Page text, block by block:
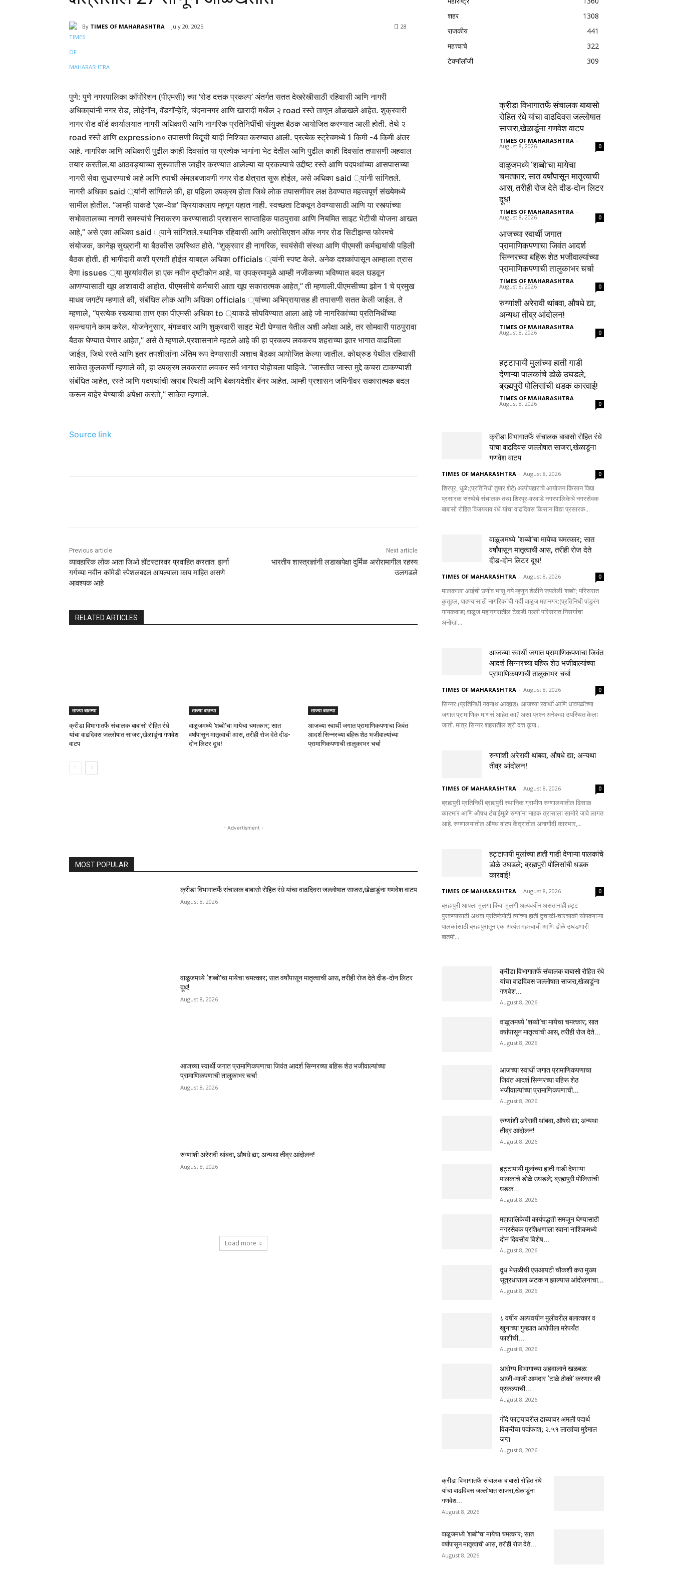
By TIMES OF MAHARASHTRA July 20, 2025 28
पुणे: पुणे नगरपालिका कॉर्पोरेशन (पीएमसी) च्या ‘रोड दत्तक प्रकल्प’ अंतर्गत सतत देखरेखीसाठी रहिवासी आणि नागरी
अधिका्यांनी नगर रोड, लोहेगॉन, वॅडगॉन्हेरि, चंदनानगर आणि खारादी मधील २ road रस्ते ताणून ओळखले आहेत. शुक्रवारी
नागर रोड वॉर्ड कार्यालयात नागरी अधिकारी आणि नागरिक प्रतिनिधींची संयुक्त बैठक आयोजित करण्यात आली होती. तेथे २
road रस्ते आणि expression० तपासणी बिंदूंची यादी निश्चित करण्यात आली. प्रत्येक स्ट्रेचमध्ये 1 किमी -4 किमी अंतर
आहे. नागरिक आणि अधिकारी पुढील काही दिवसांत या प्रत्येक भागांना भेट देतील आणि पुढील काही दिवसांत तपासणी अहवाल
तयार करतील.या आठवड्याच्या सुरूवातीस जाहीर करण्यात आलेल्या या प्रकल्पाचे उद्दीष्ट रस्ते आणि पदपथांच्या आसपासच्या
नागरी सेवा सुधारण्याचे आहे आणि त्याची अंमलबजावणी नगर रोड क्षेत्रात सुरू होईल, असे अधिका said ्यांनी सांगितले.
नागरी अधिका said ्यांनी सांगितले की, हा पहिला उपक्रम होता जिथे लोक तपासणीवर लक्ष ठेवण्यात महत्त्वपूर्ण संख्येमध्ये
सामील होतील. “आम्ही याकडे ‘एक-वेळ’ क्रियाकलाप म्हणून पहात नाही. स्वच्छता टिकवून ठेवण्यासाठी आणि या रस्त्यांच्या
सभोवतालच्या नागरी समस्यांचे निराकरण करण्यासाठी प्रशासन साप्ताहिक पाठपुरावा आणि नियमित साइट भेटीची योजना आखत
आहे,” असे एका अधिका said ्याने सांगितले.स्थानिक रहिवासी आणि असोसिएशन ऑफ नगर रोड सिटीझन्स फोरमचे
संयोजक, कानेझ सुख्रानी या बैठकीस उपस्थित होते. “शुक्रवार ही नागरिक, स्वयंसेवी संस्था आणि पीएमसी कर्मचार्‍यांची पहिली
बैठक होती. ही भागीदारी कशी प्रगती होईल याबद्दल अधिका officials ्यांनी स्पष्ट केले. अनेक दशकांपासून आम्हाला त्रास
देणा issues ्या मुद्द्यांवरील हा एक नवीन दृष्टीकोन आहे. या उपक्रमामुळे आम्ही नजीकच्या भविष्यात बदल घडवून
आणण्यासाठी खूप आशावादी आहोत. पीएमसीचे कर्मचारी आता खूप सकारात्मक आहेत,” ती म्हणाली.पीएमसीच्या झोन 1 चे प्रमुख
माधव जगटॅप म्हणाले की, संबंधित लोक आणि अधिका officials ्यांच्या अभिप्रायासह ही तपासणी सतत केली जाईल.ते
म्हणाले, “प्रत्येक रस्त्याचा ताण एका पीएमसी अधिका to ्याकडे सोपविण्यात आला आहे जो नागरिकांच्या प्रतिनिधींच्या
समन्वयाने काम करेल. योजनेनुसार, मंगळवार आणि शुक्रवारी साइट भेटी घेण्यात येतील अशी अपेक्षा आहे, तर सोमवारी पाठपुरावा
बैठक घेण्यात येणार आहेत,” असे ते म्हणाले.प्रशासनाने म्हटले आहे की हा प्रकल्प लवकरच शहराच्या इतर भागात वाढविला
जाईल, जिथे रस्ते आणि इतर तपशीलांना अंतिम रूप देण्यासाठी अशाच बैठका आयोजित केल्या जातील. कोथ्रुड येथील रहिवासी
साकेत कुलकर्णी म्हणाले की, हा उपक्रम लवकरात लवकर सर्व भागात पोहोचला पाहिजे. “जास्तीत जास्त मुद्दे कचरा टाकण्याशी
संबंधित आहेत, रस्ते आणि पदपथांची खराब स्थिती आणि बेकायदेशीर बॅनर आहेत. आम्ही प्रशासन जमिनीवर सकारात्मक बदल
करून बाहेर येण्याची अपेक्षा करतो,” साकेत म्हणाले.
Source link
Previous article
व्यावहारिक लोक आता जिओ हॉटस्टारवर प्रवाहित करतात: झर्ना
गर्गच्या नवीन कॉमेडी स्पेशलबद्दल आपल्याला काय माहित असणे
आवश्यक आहे
Next article
भारतीय शास्त्रज्ञांनी लडाखपेक्षा दुर्मिळ अरोरामागील रहस्य
उलगडले
RELATED ARTICLES
ताज्या बातम्या
क्रीडा विभागातर्फे संचालक बाबासो रोहित रंधे
यांचा वाढदिवस जल्लोषात साजरा,खेळाडूंना गणवेश
वाटप
ताज्या बातम्या
वाळूजमध्ये ‘शब्बो’चा मायेचा चमत्कार; सात
वर्षांपासून मातृत्वाची आस, तरीही रोज देते दीड-
दोन लिटर दूध!
ताज्या बातम्या
आजच्या स्वार्थी जगात प्रामाणिकपणाचा जिवंत
आदर्श सिन्नरच्या बहिरू शेठ भजीवाल्यांच्या
प्रामाणिकपणाची तालुकाभर चर्चा
- Advertisment -
MOST POPULAR
क्रीडा विभागातर्फे संचालक बाबासो रोहित रंधे यांचा वाढदिवस जल्लोषात साजरा,खेळाडूंना गणवेश वाटप
August 8, 2026
वाळूजमध्ये ‘शब्बो’चा मायेचा चमत्कार; सात वर्षांपासून मातृत्वाची आस, तरीही रोज देते दीड-दोन लिटर
दूध!
August 8, 2026
आजच्या स्वार्थी जगात प्रामाणिकपणाचा जिवंत आदर्श सिन्नरच्या बहिरू शेठ भजीवाल्यांच्या
प्रामाणिकपणाची तालुकाभर चर्चा
August 8, 2026
रुग्णांशी अरेरावी थांबवा, औषधे द्या; अन्यथा तीव्र आंदोलन!
August 8, 2026
Load more
शहर
1308
राजकीय
441
महत्त्वाचे
322
टेक्नॉलॉजी
309
क्रीडा विभागातर्फे संचालक बाबासो
रोहित रंधे यांचा वाढदिवस जल्लोषात
साजरा,खेळाडूंना गणवेश वाटप
TIMES OF MAHARASHTRA -
August 8, 2026 0
वाळूजमध्ये ‘शब्बो’चा मायेचा
चमत्कार; सात वर्षांपासून मातृत्वाची
आस, तरीही रोज देते दीड-दोन लिटर
दूध!
TIMES OF MAHARASHTRA -
August 8, 2026 0
आजच्या स्वार्थी जगात
प्रामाणिकपणाचा जिवंत आदर्श
सिन्नरच्या बहिरू शेठ भजीवाल्यांच्या
प्रामाणिकपणाची तालुकाभर चर्चा
TIMES OF MAHARASHTRA -
August 8, 2026 0
रुग्णांशी अरेरावी थांबवा, औषधे द्या;
अन्यथा तीव्र आंदोलन!
TIMES OF MAHARASHTRA -
August 8, 2026 0
हट्टापायी मुलांच्या हाती गाडी
देणाऱ्या पालकांचे डोळे उघडले;
ब्रह्मपुरी पोलिसांची धडक कारवाई!
TIMES OF MAHARASHTRA -
August 8, 2026 0
क्रीडा विभागातर्फे संचालक बाबासो रोहित रंधे
यांचा वाढदिवस जल्लोषात साजरा,खेळाडूंना
गणवेश वाटप
TIMES OF MAHARASHTRA - August 8, 2026 0
शिरपूर, धुळे:(प्रतिनिधी तुषार शेटे) अल्पोपहाराचे आयोजन किसान विद्या
प्रसारक संस्थेचे संचालक तथा शिरपूर-वरवाडे नगरपालिकेचे नगरसेवक
बाबासो रोहित विजयराव रंधे यांचा वाढदिवस किसान विद्या प्रसारक...
वाळूजमध्ये ‘शब्बो’चा मायेचा चमत्कार; सात
वर्षांपासून मातृत्वाची आस, तरीही रोज देते
दीड-दोन लिटर दूध!
TIMES OF MAHARASHTRA - August 8, 2026 0
मालकाला आईची उणीव भासू नये म्हणून शेळीने जपलेली ‘शब्बो’; परिसरात
कुतूहल, पाहण्यासाठी नागरिकांची गर्दी वाळूज महानगर:(प्रतिनिधी पांडुरंग
गायकवाड) वाळूज महानगरातील टेकडी गल्ली परिसरात निसर्गाचा
अनोखा...
आजच्या स्वार्थी जगात प्रामाणिकपणाचा जिवंत
आदर्श सिन्नरच्या बहिरू शेठ भजीवाल्यांच्या
प्रामाणिकपणाची तालुकाभर चर्चा
TIMES OF MAHARASHTRA - August 8, 2026 0
सिन्नर:(प्रतिनिधी नवनाथ आव्हाड) आजच्या स्वार्थी आणि धावपळीच्या
जगात प्रामाणिक माणसं आहेत का? असा प्रश्न अनेकदा उपस्थित केला
जातो. मात्र सिन्नर शहरातील श्री दत्त कृपा...
रुग्णांशी अरेरावी थांबवा, औषधे द्या; अन्यथा
तीव्र आंदोलन!
TIMES OF MAHARASHTRA - August 8, 2026 0
ब्रह्मपुरी प्रतिनिधी ब्रह्मपुरी स्थानिक ग्रामीण रुग्णालयातील ढिसाळ
कारभार आणि औषध टंचाईमुळे रुग्णांना नाहक त्रासाला सामोरे जावे लागत
आहे. रुग्णालयातील औषध वाटप केंद्रातील अनागोंदी कारभार,...
हट्टापायी मुलांच्या हाती गाडी देणाऱ्या पालकांचे
डोळे उघडले; ब्रह्मपुरी पोलिसांची धडक
कारवाई!
TIMES OF MAHARASHTRA - August 8, 2026 0
ब्रह्मपुरी आपला मुलगा किंवा मुलगी अल्पवयीन असतानाही हट्ट
पुरवण्यासाठी अथवा प्रतिष्ठेपोटी त्यांच्या हाती दुचाकी-चारचाकी सोपवणाऱ्या
पालकांसाठी ब्रह्मपुरातून एक अत्यंत महत्त्वाची आणि डोळे उघडणारी
बातमी...
क्रीडा विभागातर्फे संचालक बाबासो रोहित रंधे
यांचा वाढदिवस जल्लोषात साजरा,खेळाडूंना
गणवेश...
August 8, 2026
वाळूजमध्ये ‘शब्बो’चा मायेचा चमत्कार; सात
वर्षांपासून मातृत्वाची आस, तरीही रोज देते...
August 8, 2026
आजच्या स्वार्थी जगात प्रामाणिकपणाचा
जिवंत आदर्श सिन्नरच्या बहिरू शेठ
भजीवाल्यांच्या प्रामाणिकपणाची...
August 8, 2026
रुग्णांशी अरेरावी थांबवा, औषधे द्या; अन्यथा
तीव्र आंदोलन!
August 8, 2026
हट्टापायी मुलांच्या हाती गाडी देणाऱ्या
पालकांचे डोळे उघडले; ब्रह्मपुरी पोलिसांची
धडक...
August 8, 2026
महापालिकेची कार्यपद्धती समजून घेण्यासाठी
नगरसेवक प्रशिक्षणाला रवाना नाशिकमध्ये
दोन दिवसीय विशेष...
August 8, 2026
दूध भेसळीची एसआयटी चौकशी करा मुख्य
सूत्रधाराला अटक न झाल्यास आंदोलनाचा...
August 8, 2026
८ वर्षीय अल्पवयीन मुलीवरील बलात्कार व
खुनाच्या गुन्ह्यात आरोपीला मरेपर्यंत
फाशीची...
August 8, 2026
आरोग्य विभागाच्या अहवालाने खळबळ:
आजी-माजी आमदार ‘टाळे ठोको’ करणार की
प्रकल्पाची...
August 8, 2026
गोंदे फाट्यावरील ढाब्यावर अमली पदार्थ
विक्रीचा पर्दाफाश; २.५१ लाखांचा मुद्देमाल
जप्त
August 8, 2026
क्रीडा विभागातर्फे संचालक बाबासो रोहित रंधे
यांचा वाढदिवस जल्लोषात साजरा,खेळाडूंना
गणवेश...
August 8, 2026
वाळूजमध्ये ‘शब्बो’चा मायेचा चमत्कार; सात
वर्षांपासून मातृत्वाची आस, तरीही रोज देते...
August 8, 2026